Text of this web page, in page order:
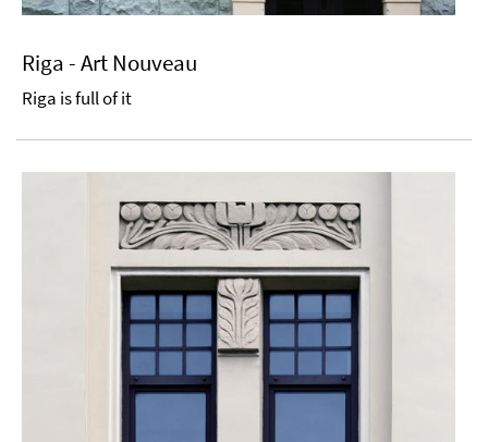
Riga - Art Nouveau
Riga is full of it